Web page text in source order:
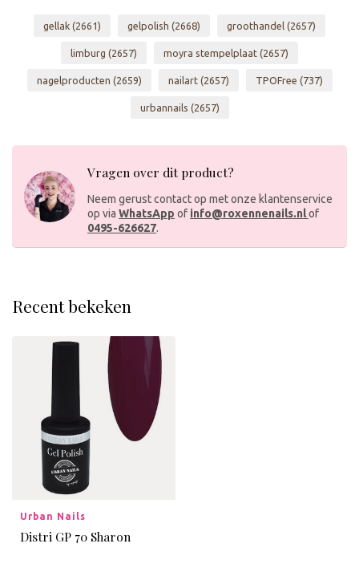
gellak (2661) gelpolish (2668) groothandel (2657)
limburg (2657) moyra stempelplaat (2657)
nagelproducten (2659) nailart (2657) TPOFree (737)
urbannails (2657)
Vragen over dit product?
Neem gerust contact op met onze klantenservice
op via WhatsApp of info@roxennenails.nlof
0495-626627.
Recent bekeken
Urban Nails
Distri GP 70 Sharon